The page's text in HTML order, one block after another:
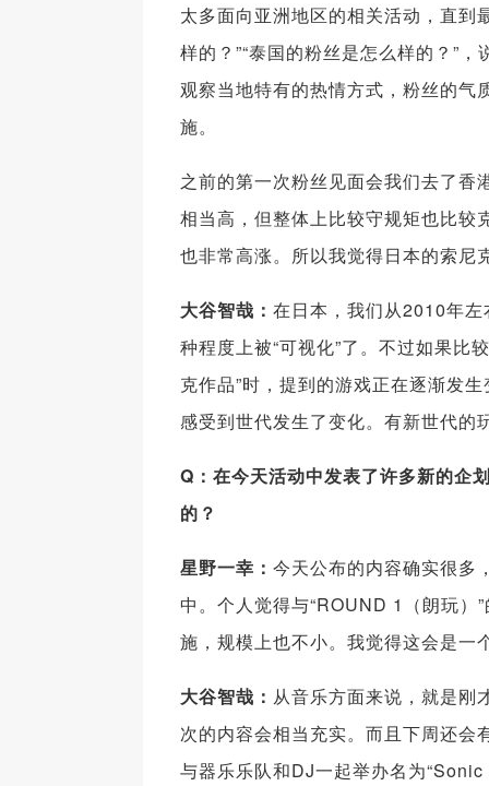
太多面向亚洲地区的相关活动，直到
样的？”“泰国的粉丝是怎么样的？”
观察当地特有的热情方式，粉丝的气
施。
之前的第一次粉丝见面会我们去了香
相当高，但整体上比较守规矩也比较
也非常高涨。所以我觉得日本的索尼
大谷智哉： 在日本，我们从2010年
种程度上被“可视化”了。不过如果比
克作品”时，提到的游戏正在逐渐发
感受到世代发生了变化。有新世代的
Q ：在今天活动中发表了许多新的企
的？
星野一幸： 今天公布的内容确实很多
中。个人觉得与“ROUND 1（朗玩）
施，规模上也不小。我觉得这会是一
大谷智哉： 从音乐方面来说，就是刚
次的内容会相当充实。而且下周还会
与器乐乐队和DJ一起举办名为